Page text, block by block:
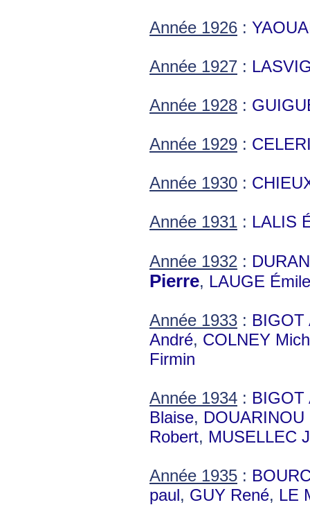
Année 1926 :
Année 1927 :
Année 1928 :
Année 1929 :
Année 1930 :
Année 1931 : LALIS
Année 1932 :
Pierre, LAUGE Émile
Année 1933 : BIGOT
André, COLNEY
Firmin
Année 1934 : BIGOT
Blaise, DOUARINOU
Robert, MUSELLEC
Année 1935 :
paul, GUY René, LE